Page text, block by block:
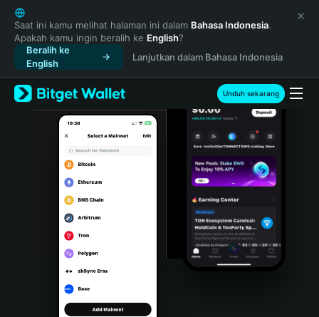
English
日本語
Tiếng Việt
Русский
Español (Latinoamérica)
Türkçe
Italiano
Português (Portugal)
Bahasa Indonesia
Português (Brasil)
Saat ini kamu melihat halaman ini dalam Bahasa Indonesia.
Apakah kamu ingin beralih ke English?
Beralih ke
English
Lanjutkan dalam Bahasa Indonesia
Unduh sekarang